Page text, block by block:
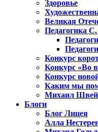
Здоровье
Великая
Педагогика
Конкурс
Конкурс «Во
Конкурс
Каким мы
Михаил
Блоги
Блог Лицея
Алла